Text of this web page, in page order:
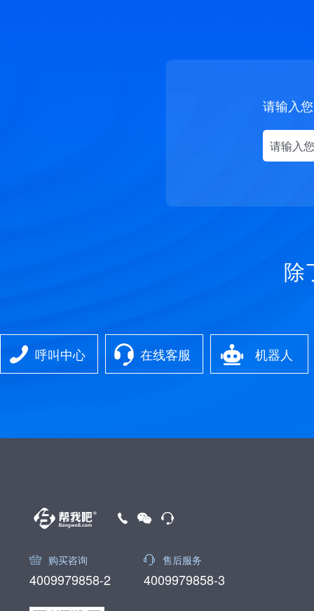
请输入
除
呼叫中心 在线客服 机器人
购买咨询
4009979858-2
售后服务
4009979858-3